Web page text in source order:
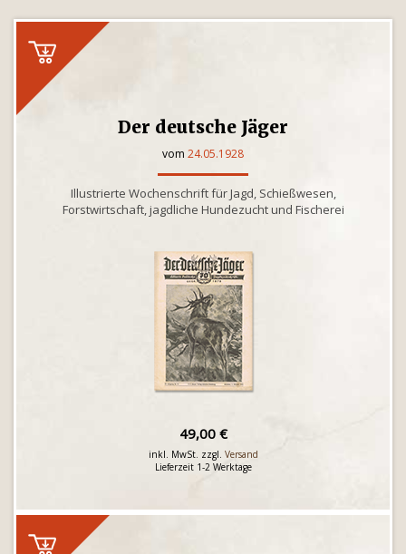
Der deutsche Jäger
vom 24.05.1928
Illustrierte Wochenschrift für Jagd, Schießwesen,
Forstwirtschaft, jagdliche Hundezucht und Fischerei
49,00 €
inkl. MwSt. zzgl. Versand
Lieferzeit 1-2 Werktage